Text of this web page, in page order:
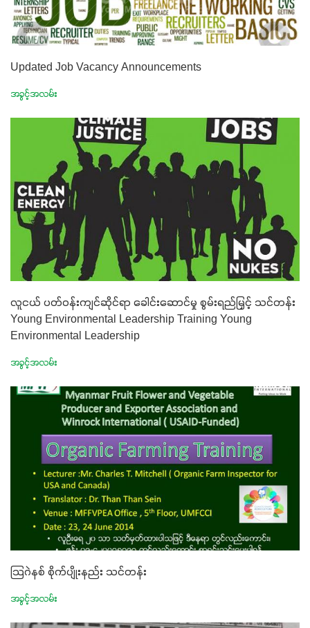
အားလုံးမှာ အသုံးပြုနိုင်တယ်ဆိုတော့ တစ်မျိုးတည်းနဲ့ အားလုံး
ပါဖက်(perfect)မယ့် စမတ်သီးစုံနော် အရွေးမမှားတာသေချာပြီ
မတ်သီးစုံကို သုံးကြပါစို့....
Updated Job Vacancy Announcements
အခွင့်အလမ်း
လူငယ် ပတ်ဝန်းကျင်ဆိုင်ရာ ခေါင်းဆောင်မှု စွမ်းရည်မြှင့် သင်တန်း
Young Environmental Leadership Training Young
Environmental Leadership
အခွင့်အလမ်း
သြဂဲနစ် စိုက်ပျိုးနည်း သင်တန်း
အခွင့်အလမ်း